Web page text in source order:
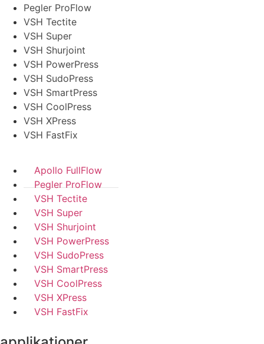
Pegler ProFlow
VSH Tectite
VSH Super
VSH Shurjoint
VSH PowerPress
VSH SudoPress
VSH SmartPress
VSH CoolPress
VSH XPress
VSH FastFix
Apollo FullFlow
Pegler ProFlow
VSH Tectite
VSH Super
VSH Shurjoint
VSH PowerPress
VSH SudoPress
VSH SmartPress
VSH CoolPress
VSH XPress
VSH FastFix